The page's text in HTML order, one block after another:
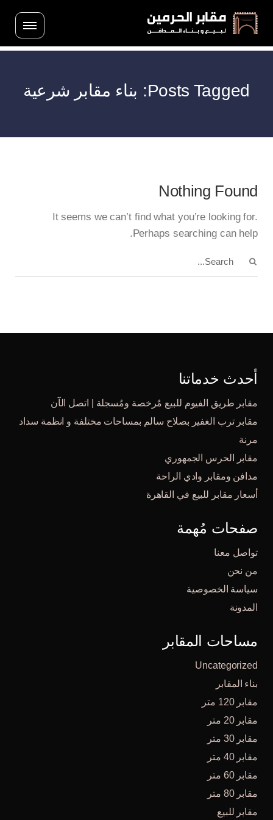
Posts Tagged: بناء مقابر شرعية
Nothing Found
It seems we can’t find what you’re looking for.
Perhaps searching can help.
أحدث خدماتنا
مقابر طريق الفيوم للبيع مٌرخصة ومُسجلة | اتصل الآن
مقابر ترب الغفير بصلاح سالم بمساحات مختلفة و انظمة سداد
مرنة
مقابر الحرس الجمهوري
مدافن ومقابر وادي الراحة
أسعار مقابر للبيع في القاهرة
صفحات مُهمة
تواصل معنا
من نحن
سياسة الخصوصية
المدونة
مساحات المقابر
Uncategorized
بناء المقابر
مقابر 120 متر
مقابر 20 متر
مقابر 30 متر
مقابر 40 متر
مقابر 60 متر
مقابر 80 متر
مقابر للبيع